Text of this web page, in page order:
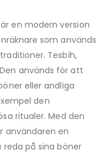
är en modern version
som används
Tesbih,
används för att
eller andliga
den
ritualer. Med den
användaren en
på sina böner